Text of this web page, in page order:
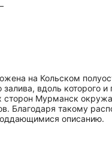
на Кольском
залива, вдоль
сторон Мурманск
Благодаря такому
описанию.